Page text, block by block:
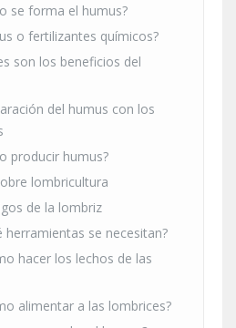
se forma el humus?
o fertilizantes químicos?
son los beneficios del
del humus con los
producir humus?
lombricultura
de la lombriz
herramientas se necesitan?
hacer los lechos de las
alimentar a las lombrices?